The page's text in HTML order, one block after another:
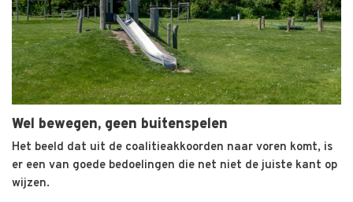
Wel bewegen, geen buitenspelen
Het beeld dat uit de coalitieakkoorden naar voren komt, is
er een van goede bedoelingen die net niet de juiste kant op
wijzen.